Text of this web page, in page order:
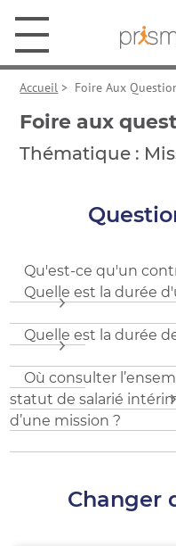
Accueil > Foire Aux
Foire aux
Thématique :
Qu'est-ce qu'un
Quelle est la durée
Quelle est la durée
Où consulter
statut de salarié
d’une mission ?
Changer